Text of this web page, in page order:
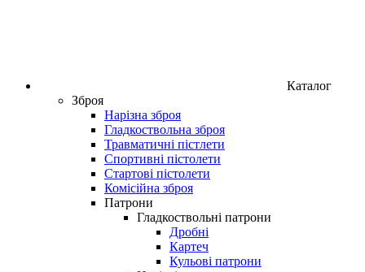
Каталог
Зброя
Нарізна зброя
Гладкоствольна зброя
Травматичні пістлети
Спортивні пістолети
Стартові пістолети
Комісійна зброя
Патрони
Гладкоствольні патрони
Дробні
Картеч
Кульові патрони